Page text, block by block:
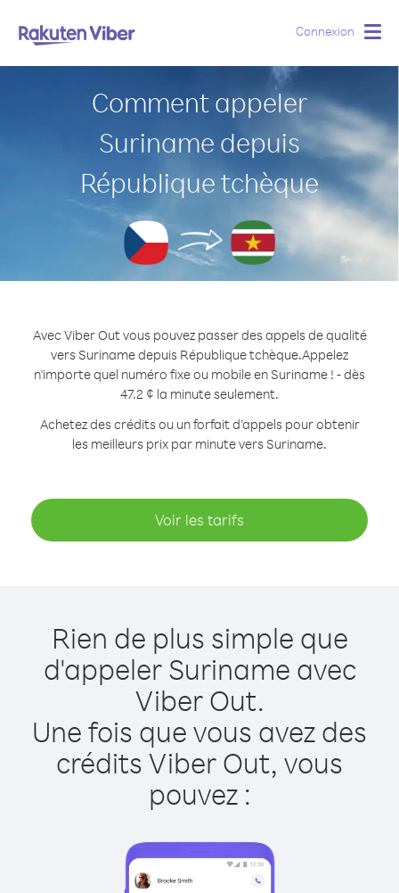
Connexion
Comment appeler
Suriname depuis
République tchèque
Avec Viber Out vous pouvez passer des appels de qualité
vers Suriname depuis République tchèque.Appelez
n'importe quel numéro fixe ou mobile en Suriname ! - dès
47.2 ¢ la minute seulement.
Achetez des crédits ou un forfait d’appels pour obtenir
les meilleurs prix par minute vers Suriname.
Voir les tarifs
Rien de plus simple que
d'appeler Suriname avec
Viber Out.
Une fois que vous avez des
crédits Viber Out, vous
pouvez :